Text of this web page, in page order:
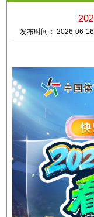
发布时间： 2026-06-